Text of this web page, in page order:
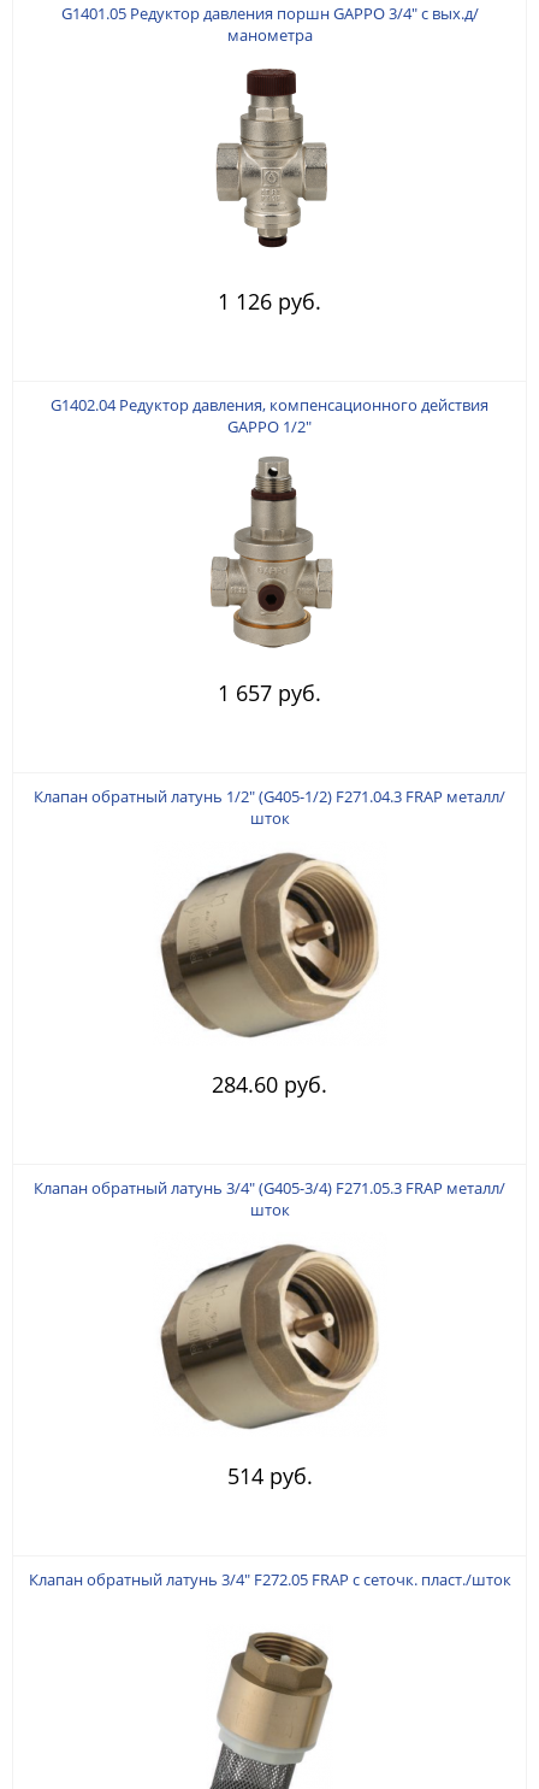
G1401.05 Редуктор давления поршн GAPPO 3/4" с вых.д/
манометра
1 126 руб.
G1402.04 Редуктор давления, компенсационного действия
GAPPO 1/2"
1 657 руб.
Клапан обратный латунь 1/2" (G405-1/2) F271.04.3 FRAP металл/
шток
284.60 руб.
Клапан обратный латунь 3/4" (G405-3/4) F271.05.3 FRAP металл/
шток
514 руб.
Клапан обратный латунь 3/4" F272.05 FRAP с сеточк. пласт./шток